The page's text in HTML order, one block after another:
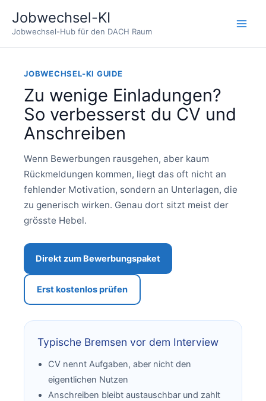
Inhalt
springen
Jobwechsel-KI
Jobwechsel-Hub für den DACH Raum
JOBWECHSEL-KI GUIDE
Zu wenige Einladungen?
So verbesserst du CV und
Anschreiben
Wenn Bewerbungen rausgehen, aber kaum
Rückmeldungen kommen, liegt das oft nicht an
fehlender Motivation, sondern an Unterlagen, die
zu generisch wirken. Genau dort sitzt meist der
grösste Hebel.
Direkt zum Bewerbungspaket
Erst kostenlos prüfen
Typische Bremsen vor dem Interview
CV nennt Aufgaben, aber nicht den
eigentlichen Nutzen
Anschreiben bleibt austauschbar und zahlt